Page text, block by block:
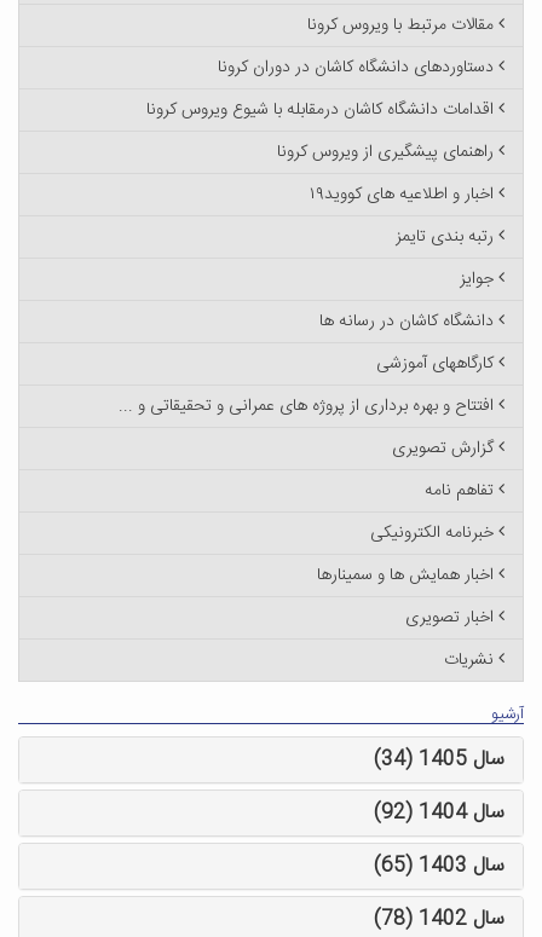
مقالات مرتبط با ویروس کرونا
دستاوردهای دانشگاه کاشان در دوران کرونا
اقدامات دانشگاه کاشان درمقابله با شیوع ویروس کرونا
راهنمای پیشگیری از ویروس کرونا
اخبار و اطلاعیه های کووید۱۹
رتبه بندی تایمز
جوایز
دانشگاه کاشان در رسانه ها
کارگاههای آموزشی
افتتاح و بهره برداری از پروژه های عمرانی و تحقیقاتی و ...
گزارش تصویری
تفاهم نامه
خبرنامه الکترونیکی
اخبار همایش ها و سمینارها
اخبار تصویری
نشریات
آرشیو
سال 1405 (34)
سال 1404 (92)
سال 1403 (65)
سال 1402 (78)